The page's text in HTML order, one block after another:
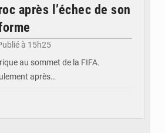
après l’échec de son
à 15h25
au sommet de la FIFA.
après…